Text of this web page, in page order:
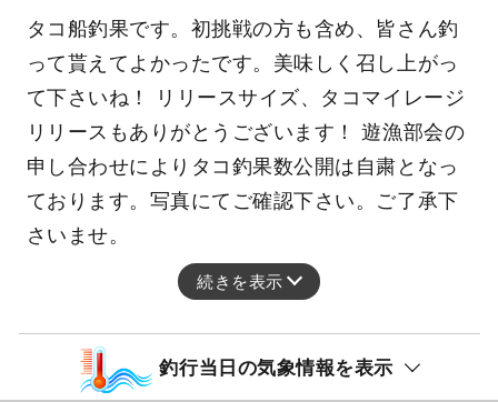
タコ船釣果です。初挑戦の方も含め、皆さん釣
って貰えてよかったです。美味しく召し上がっ
て下さいね！ リリースサイズ、タコマイレージ
リリースもありがとうございます！ 遊漁部会の
申し合わせによりタコ釣果数公開は自粛となっ
ております。写真にてご確認下さい。ご了承下
さいませ。
続きを表示
釣行当日の気象情報を表示